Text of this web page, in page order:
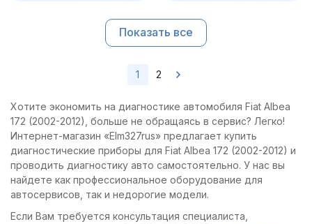
Показать все
1 2
Хотите экономить на диагностике автомобиля Fiat Albea
172 (2002-2012), больше не обращаясь в сервис? Легко!
Интернет-магазин «Elm327rus» предлагает купить
диагностические приборы для Fiat Albea 172 (2002-2012) и
проводить диагностику авто самостоятельно. У нас вы
найдете как профессиональное оборудование для
автосервисов, так и недорогие модели.
Если Вам требуется консультация специалиста,